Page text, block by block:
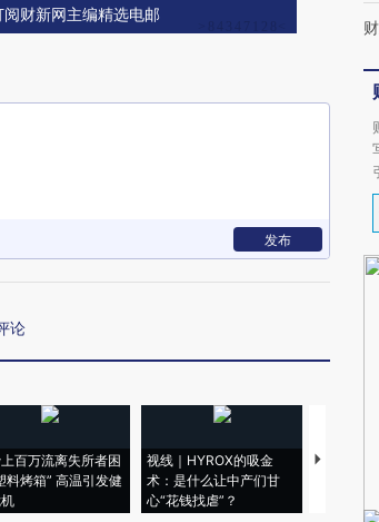
阅财新网主编精选电邮
发布
论
百万流离失所者困
料烤箱” 高温引发健
视线｜HYROX的吸金
术：是什么让中产们甘
心“花钱找虐”？
马航飞行